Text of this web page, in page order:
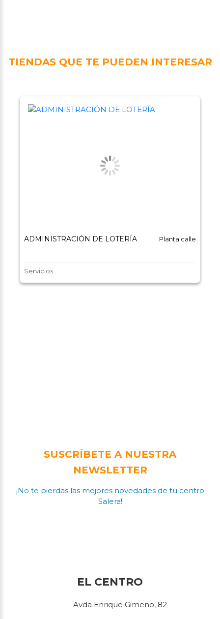
TIENDAS QUE TE PUEDEN INTERESAR
ADMINISTRACIÓN DE LOTERÍA Planta calle
Servicios
SUSCRÍBETE A NUESTRA
NEWSLETTER
¡No te pierdas las mejores novedades de tu centro
Salera!
EL CENTRO
Avda Enrique Gimeno, 82